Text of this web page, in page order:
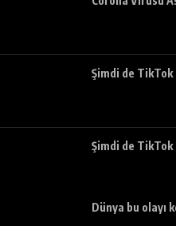
Şimdi de TikTok
Şimdi de TikTok
Dünya bu olayı